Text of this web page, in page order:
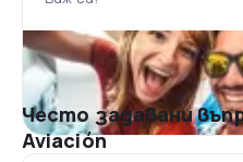
Често задавани
Aviación